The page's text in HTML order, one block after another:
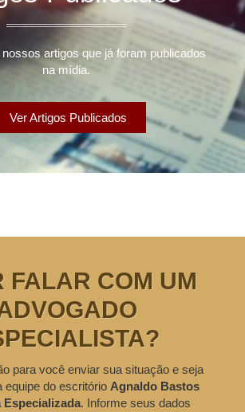
artigos que já foram publicados
na mídia.
Ver Artigos Publicados
FALAR COM UM
para você enviar sua situação e seja
equipe do escritório Agnaldo Bastos
Especializada. Informe seus dados